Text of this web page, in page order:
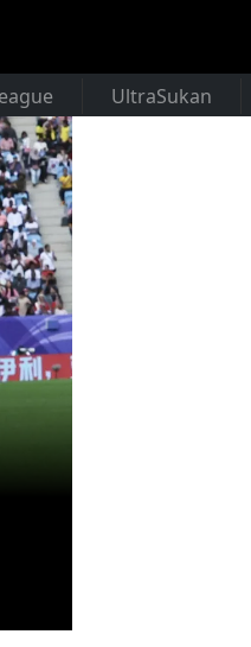
UltraSukan